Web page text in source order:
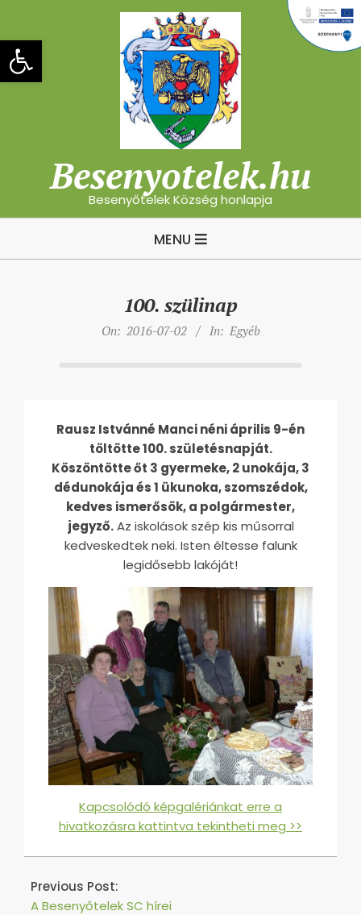
Eszköztár megnyitása
content
Besenyotelek.hu
Besenyőtelek Község honlapja
MENU
100. szülinap
On: 2016-07-02 In: Egyéb
Rausz Istvánné Manci néni április 9-én
töltötte 100. születésnapját.
Köszöntötte őt 3 gyermeke, 2 unokája, 3
dédunokája és 1 ükunoka, szomszédok,
kedves ismerősök, a polgármester,
jegyző.Az iskolások szép kis műsorral
kedveskedtek neki. Isten éltesse falunk
legidősebb lakóját!
Kapcsolódó képgalériánkat erre a
hivatkozásra kattintva tekintheti meg >>
2016-
02
Previous Post:
A Besenyőtelek SC hírei